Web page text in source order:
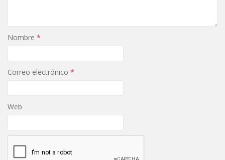
Nombre *
Correo electrónico *
Web